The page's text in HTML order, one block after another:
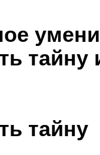
тайну
тайну